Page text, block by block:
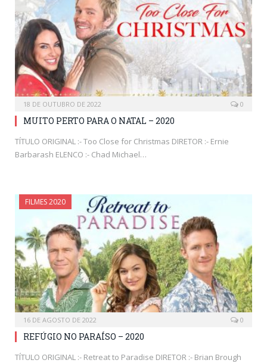
18 DE OUTUBRO DE 2022 0
MUITO PERTO PARA O NATAL – 2020
TÍTULO ORIGINAL :- Too Close for Christmas DIRETOR :- Ernie
Barbarash ELENCO :- Chad Michael…
FILMES 2020
16 DE AGOSTO DE 2022 0
REFÚGIO NO PARAÍSO – 2020
TÍTULO ORIGINAL :- Retreat to Paradise DIRETOR :- Brian Brough